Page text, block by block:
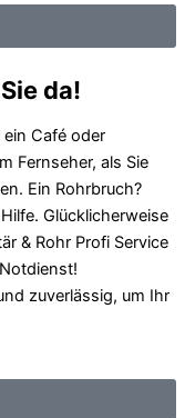
da!
Café oder
Fernseher, als Sie
Ein Rohrbruch?
Glücklicherweise
& Rohr Profi Service
zuverlässig, um Ihr